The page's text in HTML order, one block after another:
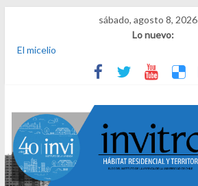
sábado, agosto 8, 2026
Lo nuevo:
El micelio
Receta para viajar al pasado
Una noche y el amanecer en Dignidad
INVI
El derecho a habitar